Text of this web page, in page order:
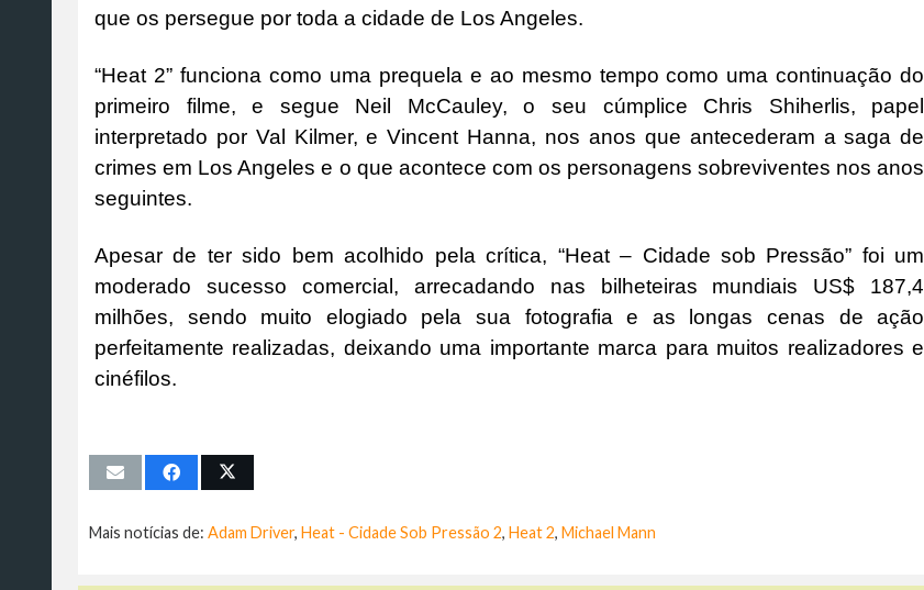
que os persegue por toda a cidade de Los Angeles.
“Heat 2” funciona como uma prequela e ao mesmo tempo como uma continuação do
primeiro filme, e segue Neil McCauley, o seu cúmplice Chris Shiherlis, papel
interpretado por Val Kilmer, e Vincent Hanna, nos anos que antecederam a saga de
crimes em Los Angeles e o que acontece com os personagens sobreviventes nos anos
seguintes.
Apesar de ter sido bem acolhido pela crítica, “Heat – Cidade sob Pressão” foi um
moderado sucesso comercial, arrecadando nas bilheteiras mundiais US$ 187,4
milhões, sendo muito elogiado pela sua fotografia e as longas cenas de ação
perfeitamente realizadas, deixando uma importante marca para muitos realizadores e
cinéfilos.
Mais notícias de: Adam Driver, Heat - Cidade Sob Pressão 2, Heat 2, Michael Mann